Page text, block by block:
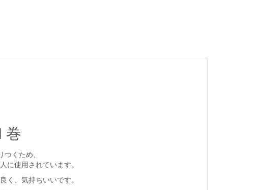
巻
くため、
に使用されています。
く、気持ちいいです。